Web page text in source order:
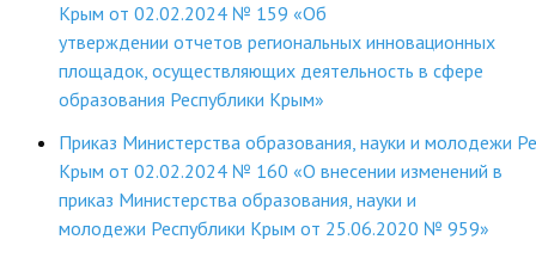
Крым от 02.02.2024 № 159 «Об
утверждении отчетов региональных инновационных
площадок, осуществляющих деятельность в сфере
образования Республики Крым»
Приказ Министерства образования, науки и молодежи
Крым от 02.02.2024 № 160 «О внесении изменений в
приказ Министерства образования, науки и
молодежи Республики Крым от 25.06.2020 № 959»